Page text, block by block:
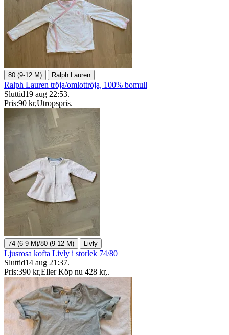
80 (9-12 M) | Ralph Lauren
Ralph Lauren tröja/omlottröja, 100% bomull
Sluttid19 aug 22:53.
Pris:90 kr,Utropspris.
74 (6-9 M)/80 (9-12 M) | Livly
Ljusrosa kofta Livly i storlek 74/80
Sluttid14 aug 21:37.
Pris:390 kr,Eller Köp nu 428 kr,.